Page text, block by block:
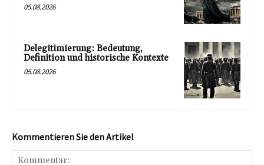
05.08.2026
Delegitimierung: Bedeutung,
Definition und historische Kontexte
05.08.2026
Kommentieren Sie den Artikel